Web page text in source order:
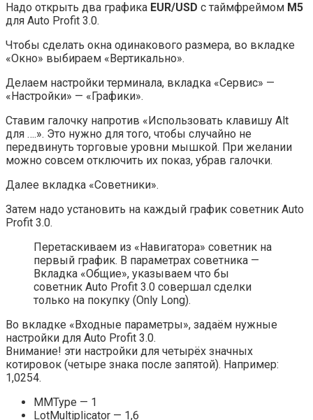
Надо открыть два графика EUR/USD с таймфреймом M5
для Auto Profit 3.0.
Чтобы сделать окна одинакового размера, во вкладке
«Окно» выбираем «Вертикально».
Делаем настройки терминала, вкладка «Сервис» —
«Настройки» — «Графики».
Ставим галочку напротив «Использовать клавишу Alt
для ….». Это нужно для того, чтобы случайно не
передвинуть торговые уровни мышкой. При желании
можно совсем отключить их показ, убрав галочки.
Далее вкладка «Советники».
Затем надо установить на каждый график советник Auto
Profit 3.0.
Перетаскиваем из «Навигатора» советник на
первый график. В параметрах советника —
Вкладка «Общие», указываем что бы
советник Auto Profit 3.0 совершал сделки
только на покупку (Only Long).
Во вкладке «Входные параметры», задаём нужные
настройки для Auto Profit 3.0.
Внимание! эти настройки для четырёх значных
котировок (четыре знака после запятой). Например:
1,0254.
MMType — 1
LotMultiplicator — 1,6